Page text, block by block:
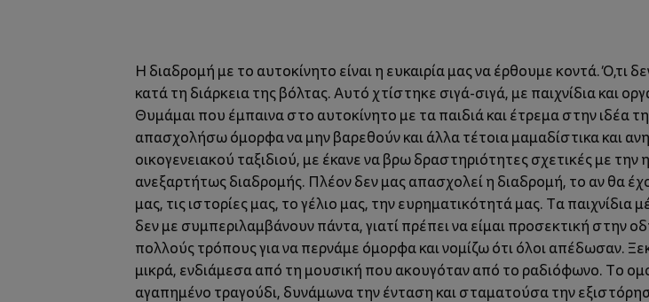
Η διαδρομή με το αυτοκίνητο είναι η ευκαιρία μας να έρθουμε κοντά. Ό,τι
κατά τη διάρκεια της βόλτας. Αυτό χτίστηκε σιγά-σιγά, με παιχνίδια και
Θυμάμαι που έμπαινα στο αυτοκίνητο με τα παιδιά και έτρεμα στην ιδέα
απασχολήσω όμορφα να μην βαρεθούν και άλλα τέτοια μαμαδίστικα και
οικογενειακού ταξιδιού, με έκανε να βρω δραστηριότητες σχετικές με
ανεξαρτήτως διαδρομής. Πλέον δεν μας απασχολεί η διαδρομή, το αν θα
μας, τις ιστορίες μας, το γέλιο μας, την ευρηματικότητά μας. Τα
δεν με συμπεριλαμβάνουν πάντα, γιατί πρέπει να είμαι προσεκτική στην
πολλούς τρόπους για να περνάμε όμορφα και νομίζω ότι όλοι απέδωσαν.
μικρά, ενδιάμεσα από τη μουσική που ακουγόταν από το ραδιόφωνο. Το
αγαπημένο τραγούδι, δυνάμωνα την ένταση και σταματούσα την